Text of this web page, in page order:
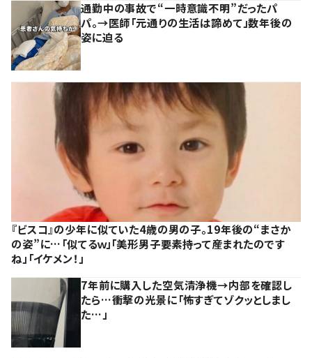
通勤中の事故で“一時意識不明”だったパ
パ。→医師「元通りの生活は諦めて」数年後の
姿に迫る
『ビスコ』の少年に似ていた4歳の男の子。19年後の“まさか
の姿”に…「似てるｗ」「美形男子要素持って産まれたのです
ね」「イケメン！」
7年前に購入した空気清浄機→内部を確認し
たら…衝撃の光景に「怖すぎてゾクッとしまし
た…」